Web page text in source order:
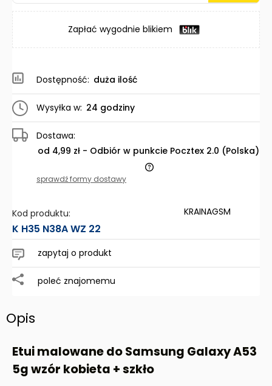
Zapłać wygodnie blikiem
Dostępność: duża ilość
Wysyłka w: 24 godziny
Dostawa:
od 4,99 zł - Odbiór w punkcie Pocztex 2.0 (Polska)
Cena nie zawiera ewentualnych kosztów płatności
sprawdź formy dostawy
Kod produktu:
K H35 N38A WZ 22
KRAINAGSM
zapytaj o produkt
poleć znajomemu
Opis
Etui malowane do Samsung Galaxy A53
5g wzór kobieta + szkło